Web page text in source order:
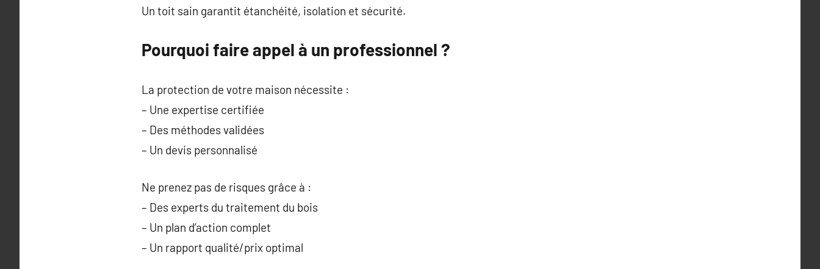
Un toit sain garantit étanchéité, isolation et sécurité.
Pourquoi faire appel à un professionnel ?
La protection de votre maison nécessite :
– Une expertise certifiée
– Des méthodes validées
– Un devis personnalisé
Ne prenez pas de risques grâce à :
– Des experts du traitement du bois
– Un plan d’action complet
– Un rapport qualité/prix optimal